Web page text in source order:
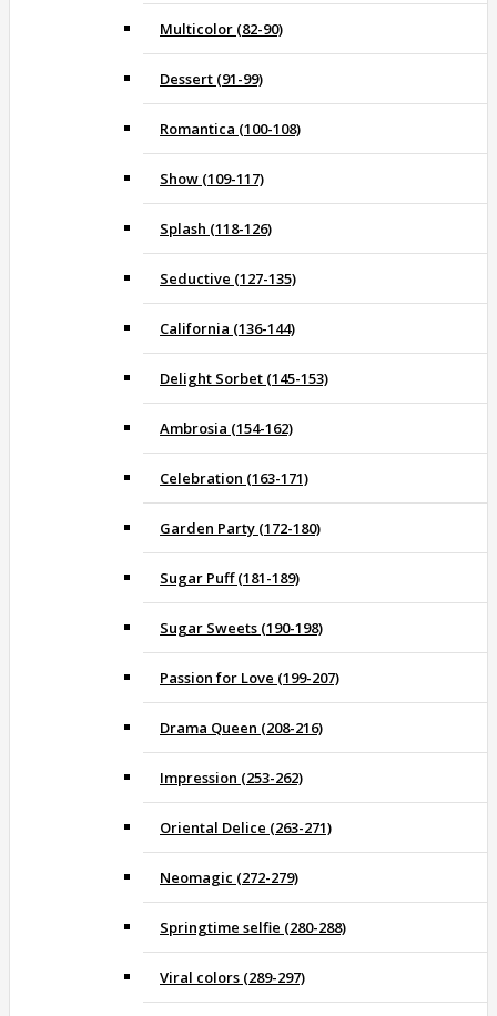
Multicolor (82-90)
Dessert (91-99)
Romantica (100-108)
Show (109-117)
Splash (118-126)
Seductive (127-135)
California (136-144)
Delight Sorbet (145-153)
Ambrosia (154-162)
Celebration (163-171)
Garden Party (172-180)
Sugar Puff (181-189)
Sugar Sweets (190-198)
Passion for Love (199-207)
Drama Queen (208-216)
Impression (253-262)
Oriental Delice (263-271)
Neomagic (272-279)
Springtime selfie (280-288)
Viral colors (289-297)